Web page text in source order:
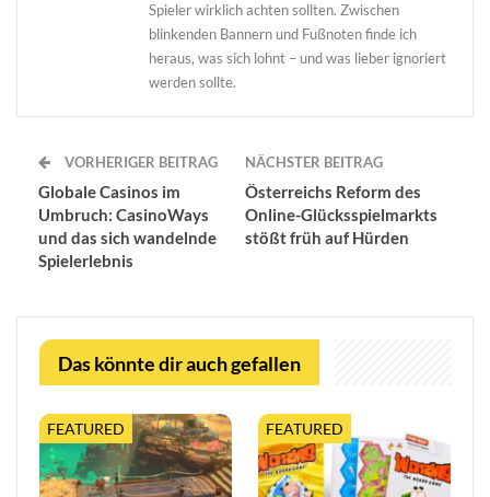
Spieler wirklich achten sollten. Zwischen
blinkenden Bannern und Fußnoten finde ich
heraus, was sich lohnt – und was lieber ignoriert
werden sollte.
VORHERIGER BEITRAG
Globale Casinos im
Umbruch: CasinoWays
und das sich wandelnde
Spielerlebnis
NÄCHSTER BEITRAG
Österreichs Reform des
Online-Glücksspielmarkts
stößt früh auf Hürden
Das könnte dir auch gefallen
FEATURED FEATURED